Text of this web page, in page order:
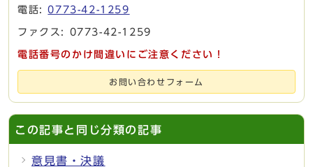
電話:0773-42-1259
ファクス: 0773-42-1259
電話番号のかけ間違いにご注意ください！
お問い合わせフォーム
この記事と同じ分類の記事
意見書・決議